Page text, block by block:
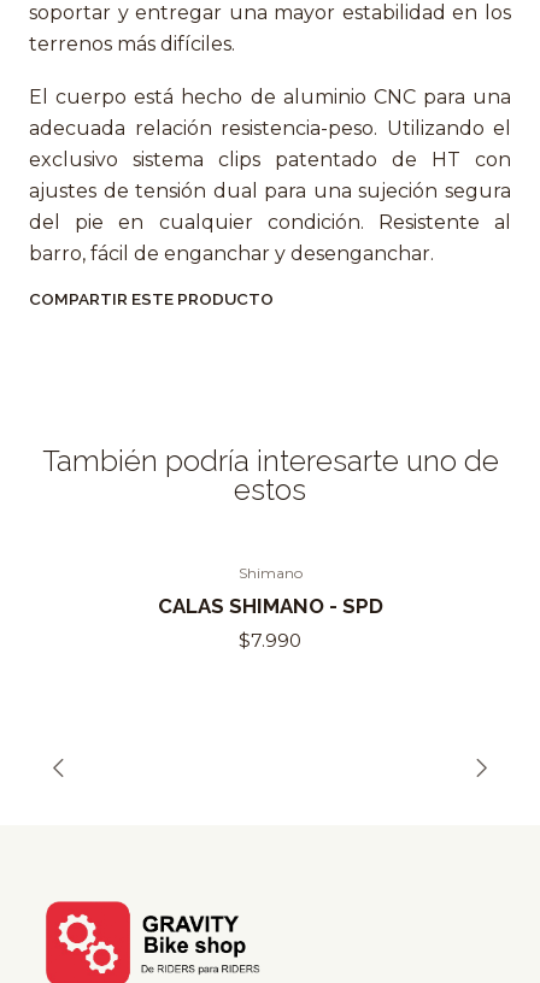
soportar y entregar una mayor estabilidad en los
terrenos más difíciles.
El cuerpo está hecho de aluminio CNC para una
adecuada relación resistencia-peso. Utilizando el
exclusivo sistema clips patentado de HT con
ajustes de tensión dual para una sujeción segura
del pie en cualquier condición. Resistente al
barro, fácil de enganchar y desenganchar.
COMPARTIR ESTE PRODUCTO
También podría interesarte uno de
estos
Shimano
CALAS SHIMANO - SPD
$7.990